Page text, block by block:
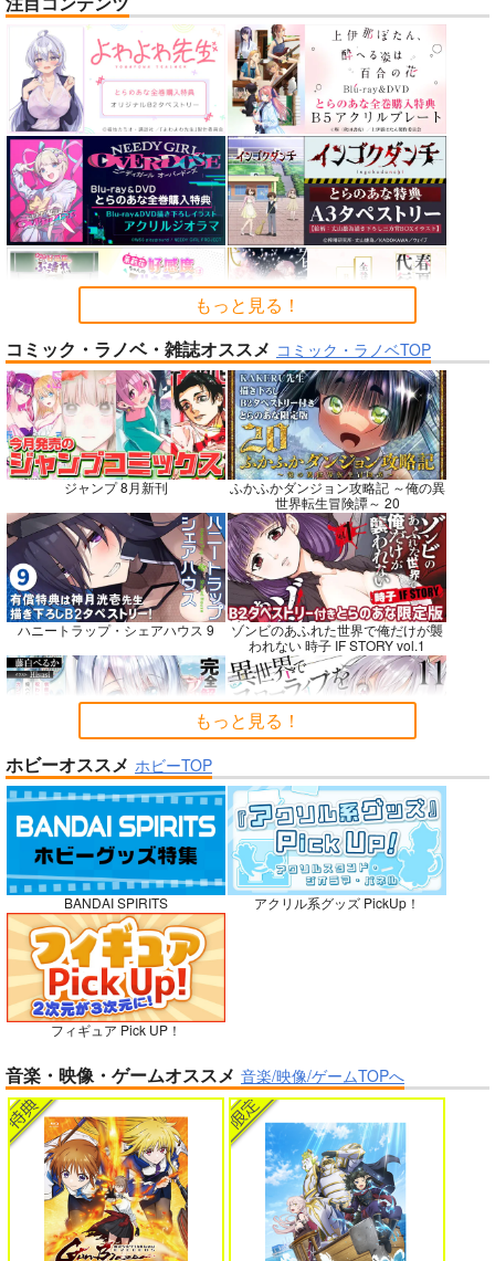
神様の乗車券１
70年式悠久機関
2,970円（税込）
オリジナル
サンプル
カート
HOLO A LIVE vol.5
tex-mex
1,100円 （税込）
ホロライブ
サンプル
カート
未観測のステラ
あさぎ屋
1,572円（税込）
【推しの子】
星野アクア×星野ルビー
サンプル
カート
壁配置の話２
さくら研究室
550円（税込）
オリジナル
作者
パイセン
カート
No.6
CHALDEA SKETCH 1
6
CLOSET CHILD
1,481 円（税込）
Fate/Grand Order
メタトロン・ジャンヌ
リリス
サンプル
夏色しずく
5年目の放課後
899円（税込）
オリジナル しずく
No.10
競売でマンションを買
った話。３
さくら研究室
550 円（税込）
オリジナル
作者
パイセン
サンプル
もっと見る！
コミック・ラノベ・雑誌オススメ コミック・ラノベTOP
ジャンプ 8月新刊
ふかふかダンジョン攻略記 ～俺の異
世界転生冒険譚～ 20
ハニートラップ・シェアハウス 9
ゾンビのあふれた世界で俺だけが襲
われない 時子 IF STORY vol.1
完全解呪のプリースト 2 異世界でスローライフを〈願望〉 11
嫁候補、うちに住むらしい。 #古民
家・美少女3人・耳付き幼馴染
禁断で禁断じゃないちょっと禁断な
義兄妹ラブコメは未遂えっちから始
英雄戦記～ 10
ボクの理想の異世界生活 転生したら
ケモ耳娘だらけの世界でハーレムに
3
異世界から来た君と共に過ごす日常
2
もっと見る！
ホビーオススメ ホビーTOP
BANDAI SPIRITS アクリル系グッズ PickUp！
フィギュア Pick UP！
音楽・映像・ゲームオススメ 音楽/映像/ゲームTOPへ